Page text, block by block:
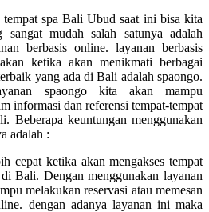
spa Bali Ubud saat ini bisa kita
mudah salah satunya adalah
berbasis online. layanan berbasis
ketika akan menikmati berbagai
yang ada di Bali adalah spaongo.
spaongo kita akan mampu
informasi dan referensi tempat-tempat
Beberapa keuntungan menggunakan
adalah :
cepat ketika akan mengakses tempat
Bali. Dengan menggunakan layanan
melakukan reservasi atau memesan
dengan adanya layanan ini maka